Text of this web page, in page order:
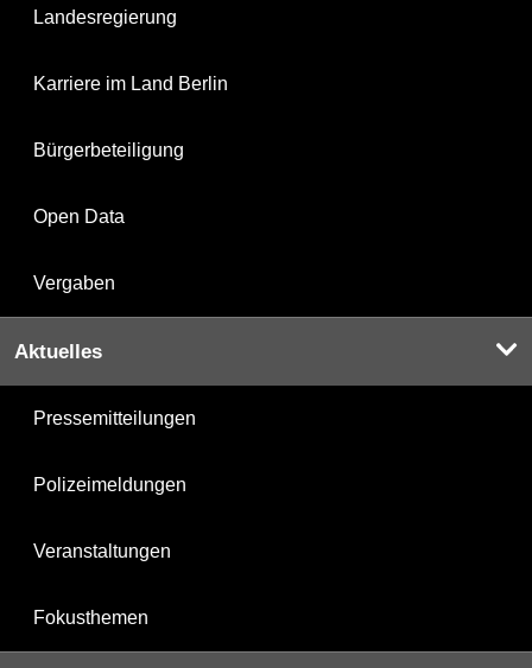
Landesregierung
Karriere im Land Berlin
Bürgerbeteiligung
Open Data
Vergaben
Aktuelles
Pressemitteilungen
Polizeimeldungen
Veranstaltungen
Fokusthemen